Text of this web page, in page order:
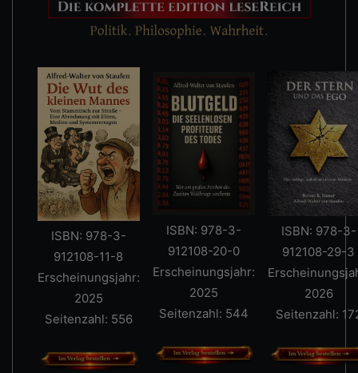
ISBN: 978-3-
912108-11-8
Erscheinungsjahr:
2025
Seitenzahl: 556
ISBN: 978-3-
912108-20-0
Erscheinungsjahr:
2025
Seitenzahl: 544
ISBN: 978-3-
912108-29-3
2026
Seitenzahl: